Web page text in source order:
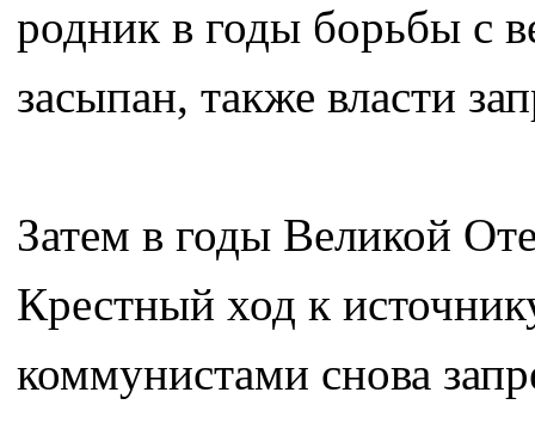
родник в годы борьбы с
засыпан, также власти
Затем в годы Великой
Крестный ход к
коммунистами снова